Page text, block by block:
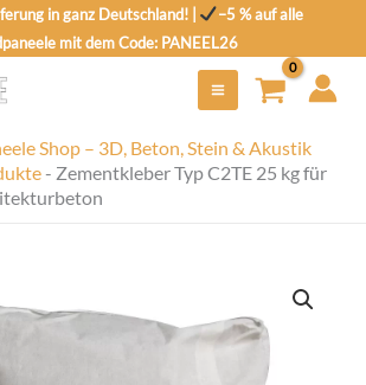
in ganz Deutschland! |
–5 % auf alle
mit dem Code: PANEEL26
Shop – 3D, Beton, Stein & Akustik
- Zementkleber Typ C2TE 25 kg für